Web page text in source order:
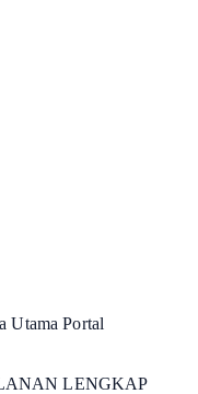
Utama Portal
LENGKAP